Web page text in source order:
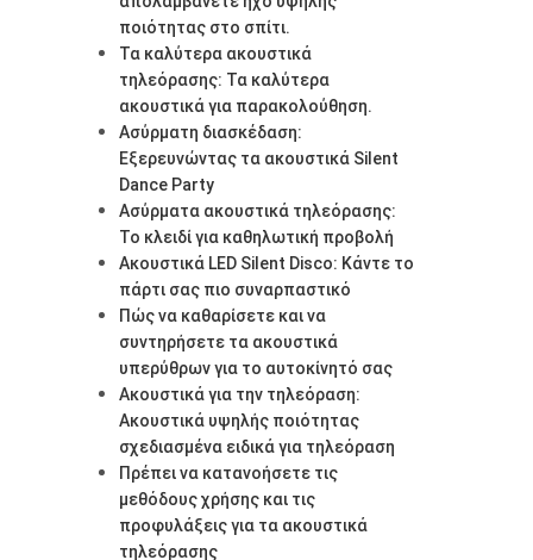
ποιότητας στο σπίτι.
Τα καλύτερα ακουστικά
τηλεόρασης: Τα καλύτερα
ακουστικά για παρακολούθηση.
Ασύρματη διασκέδαση:
Εξερευνώντας τα ακουστικά Silent
Dance Party
Ασύρματα ακουστικά τηλεόρασης:
Το κλειδί για καθηλωτική προβολή
Ακουστικά LED Silent Disco: Κάντε το
πάρτι σας πιο συναρπαστικό
Πώς να καθαρίσετε και να
συντηρήσετε τα ακουστικά
υπερύθρων για το αυτοκίνητό σας
Ακουστικά για την τηλεόραση:
Ακουστικά υψηλής ποιότητας
σχεδιασμένα ειδικά για τηλεόραση
Πρέπει να κατανοήσετε τις
μεθόδους χρήσης και τις
προφυλάξεις για τα ακουστικά
τηλεόρασης